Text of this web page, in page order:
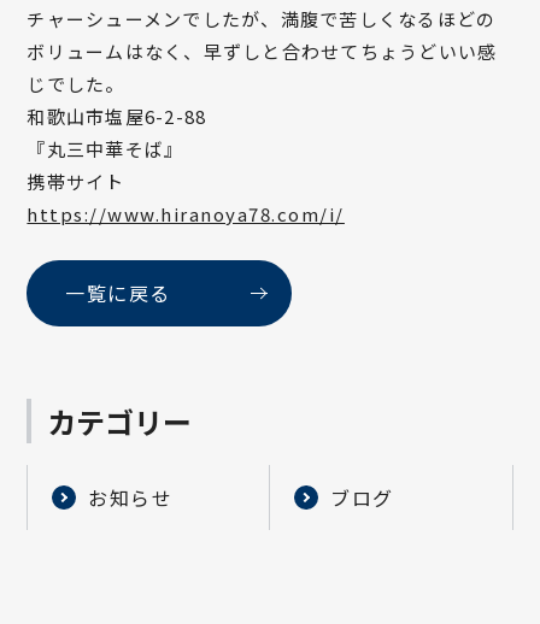
チャーシューメンでしたが、満腹で苦しくなるほどの
ボリュームはなく、早ずしと合わせてちょうどいい感
じでした。
和歌山市塩屋6-2-88
『丸三中華そば』
携帯サイト
https://www.hiranoya78.com/i/
一覧に戻る
カテゴリー
お知らせ ブログ